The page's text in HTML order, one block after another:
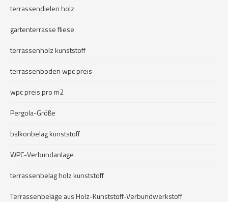
terrassendielen holz
gartenterrasse fliese
terrassenholz kunststoff
terrassenboden wpc preis
wpc preis pro m2
Pergola-Größe
balkonbelag kunststoff
WPC-Verbundanlage
terrassenbelag holz kunststoff
Terrassenbeläge aus Holz-Kunststoff-Verbundwerkstoff